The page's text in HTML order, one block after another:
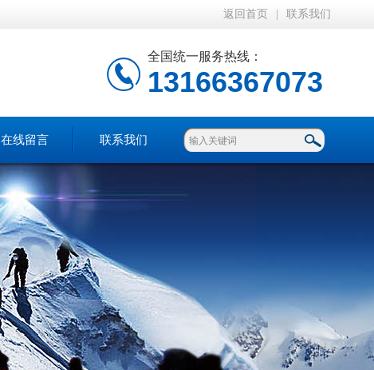
返回首页 联系我们
全国统一服务热线：
13166367073
在线留言 联系我们